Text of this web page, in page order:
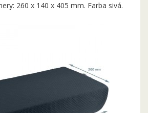
260 x 140 x 405 mm. Farba sivá.